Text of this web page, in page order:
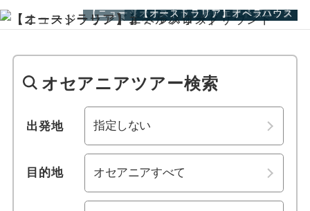
【ニュージーランド】ミルフォードサウンド
【オーストラリア】エアーズロック
【オーストラリア】オペラハウス
オセアニアツアー検索
出発地
目的地
中国
四国
九州・沖縄
ニューカレドニア
バヌアツ
サモア
サモア(アメリカ)
女性限定
1名参加可能
おひとり様参加限定
乗り物